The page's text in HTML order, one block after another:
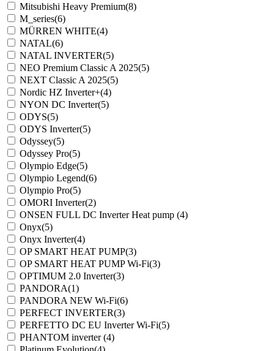
Mitsubishi Heavy Premium(8)
M_series(6)
MÜRREN WHITE(4)
NATAL(6)
NATAL INVERTER(5)
NEO Premium Classic A 2025(5)
NEXT Classic A 2025(5)
Nordic HZ Inverter+(4)
NYON DC Inverter(5)
ODYS(5)
ODYS Inverter(5)
Odyssey(5)
Odyssey Pro(5)
Olympio Edge(5)
Olympio Legend(6)
Olympio Pro(5)
OMORI Inverter(2)
ONSEN FULL DC Inverter Heat pump (4)
Onyx(5)
Onyx Inverter(4)
OP SMART HEAT PUMP(3)
OP SMART HEAT PUMP Wi-Fi(3)
OPTIMUM 2.0 Inverter(3)
PANDORA(1)
PANDORA NEW Wi-Fi(6)
PERFECT INVERTER(3)
PERFETTO DC EU Inverter Wi-Fi(5)
PHANTOM inverter(4)